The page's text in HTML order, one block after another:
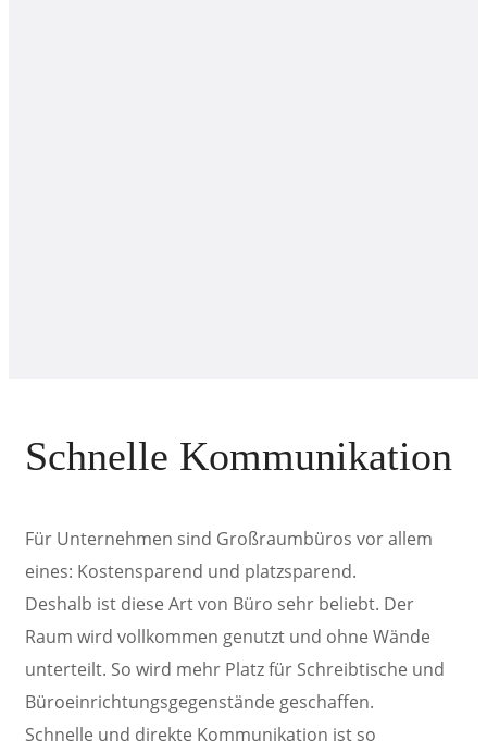
Schnelle Kommunikation
Für Unternehmen sind Großraumbüros vor allem
eines: Kostensparend und platzsparend.
Deshalb ist diese Art von Büro sehr beliebt. Der
Raum wird vollkommen genutzt und ohne Wände
unterteilt. So wird mehr Platz für Schreibtische und
Büroeinrichtungsgegenstände geschaffen.
Schnelle und direkte Kommunikation ist so